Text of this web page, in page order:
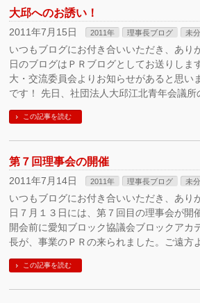
大邱へのお誘い！
2011年7月15日 2011年 理事長ブログ 未
いつもブログにお付き合いいただき、あり
日のブログはＰＲブログとしてお送りしま
大・交流委員会よりお知らせがあると思い
です！ 先日、社団法人大邱江北青年会議所
この記事を読む
第７回理事会の開催
2011年7月14日 2011年 理事長ブログ 未
いつもブログにお付き合いいただき、あり
日７月１３日には、第７回目の理事会が開
開会前に愛知ブロック協議会ブロックアカ
長が、事業のＰＲの来られました。ご遠方
この記事を読む